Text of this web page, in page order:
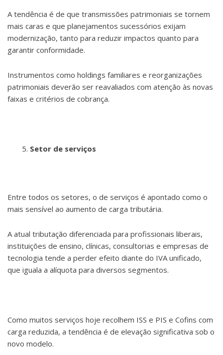
A tendência é de que transmissões patrimoniais se tornem
mais caras e que planejamentos sucessórios exijam
modernização, tanto para reduzir impactos quanto para
garantir conformidade.
Instrumentos como holdings familiares e reorganizações
patrimoniais deverão ser reavaliados com atenção às novas
faixas e critérios de cobrança.
Setor de serviços
Entre todos os setores, o de serviços é apontado como o
mais sensível ao aumento de carga tributária.
A atual tributação diferenciada para profissionais liberais,
instituições de ensino, clínicas, consultorias e empresas de
tecnologia tende a perder efeito diante do IVA unificado,
que iguala a alíquota para diversos segmentos.
Como muitos serviços hoje recolhem ISS e PIS e Cofins com
carga reduzida, a tendência é de elevação significativa sob o
novo modelo.